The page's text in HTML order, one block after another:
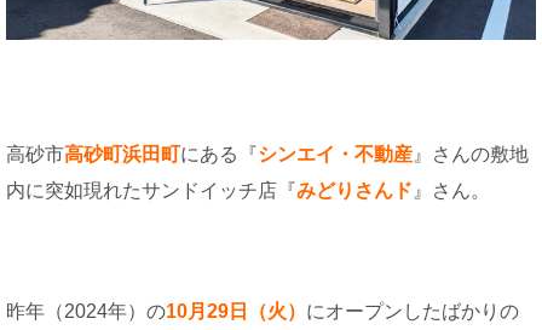
高砂市高砂町浜田町にある『シンエイ・不動産 』さんの敷地
内に突如現れたサンドイッチ店『みどりさんド 』さん。
昨年（2024年）の10月29日（火） にオープンしたばかりの